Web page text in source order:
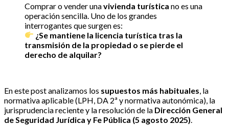
Comprar o vender unavivienda turística no es una
operación sencilla. Uno de los grandes
interrogantes que surgen es:
¿Se mantiene la licencia turística tras la
transmisión de la propiedad o se pierde el
derecho de alquilar?
En este post analizamos los supuestos más habituales , la
normativa aplicable (LPH, DA 2ª y normativa autonómica), la
jurisprudencia reciente y la resolución de la Dirección General
de Seguridad Jurídica y Fe Pública (5 agosto 2025)